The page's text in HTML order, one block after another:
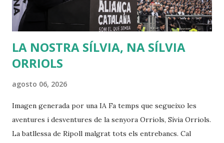
conservar su poder y riqueza. Muchas veces creo que se
debería releer a Rousseau, sobr...
LA NOSTRA SÍLVIA, NA SÍLVIA
ORRIOLS
agosto 06, 2026
Imagen generada por una IA Fa temps que segueixo les
aventures i desventures de la senyora Orriols, Sívia Orriols.
La batllessa de Ripoll malgrat tots els entrebancs. Cal